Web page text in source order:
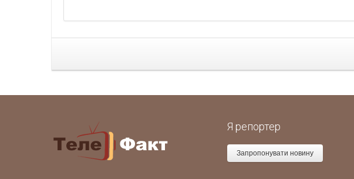
Я репортер
Запропонувати новину